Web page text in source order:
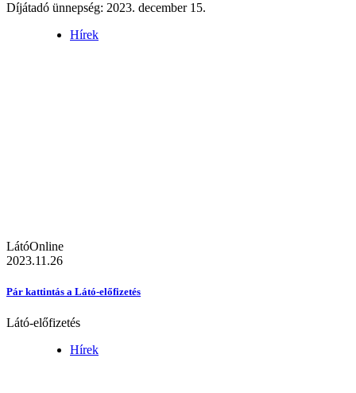
Díjátadó ünnepség: 2023. december 15.
Hírek
LátóOnline
2023.11.26
Pár kattintás a Látó-előfizetés
Látó-előfizetés
Hírek